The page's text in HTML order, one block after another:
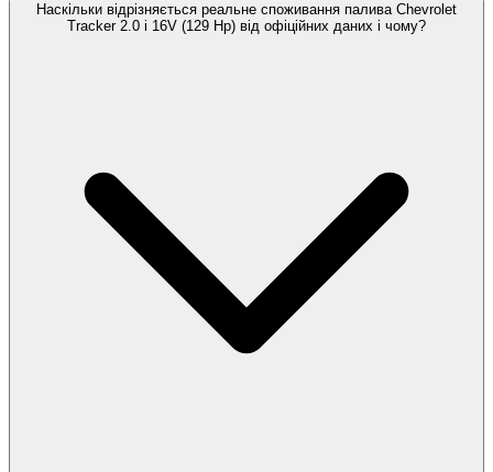
Наскільки відрізняється реальне споживання палива Chevrolet
Tracker 2.0 i 16V (129 Hp) від офіційних даних і чому?